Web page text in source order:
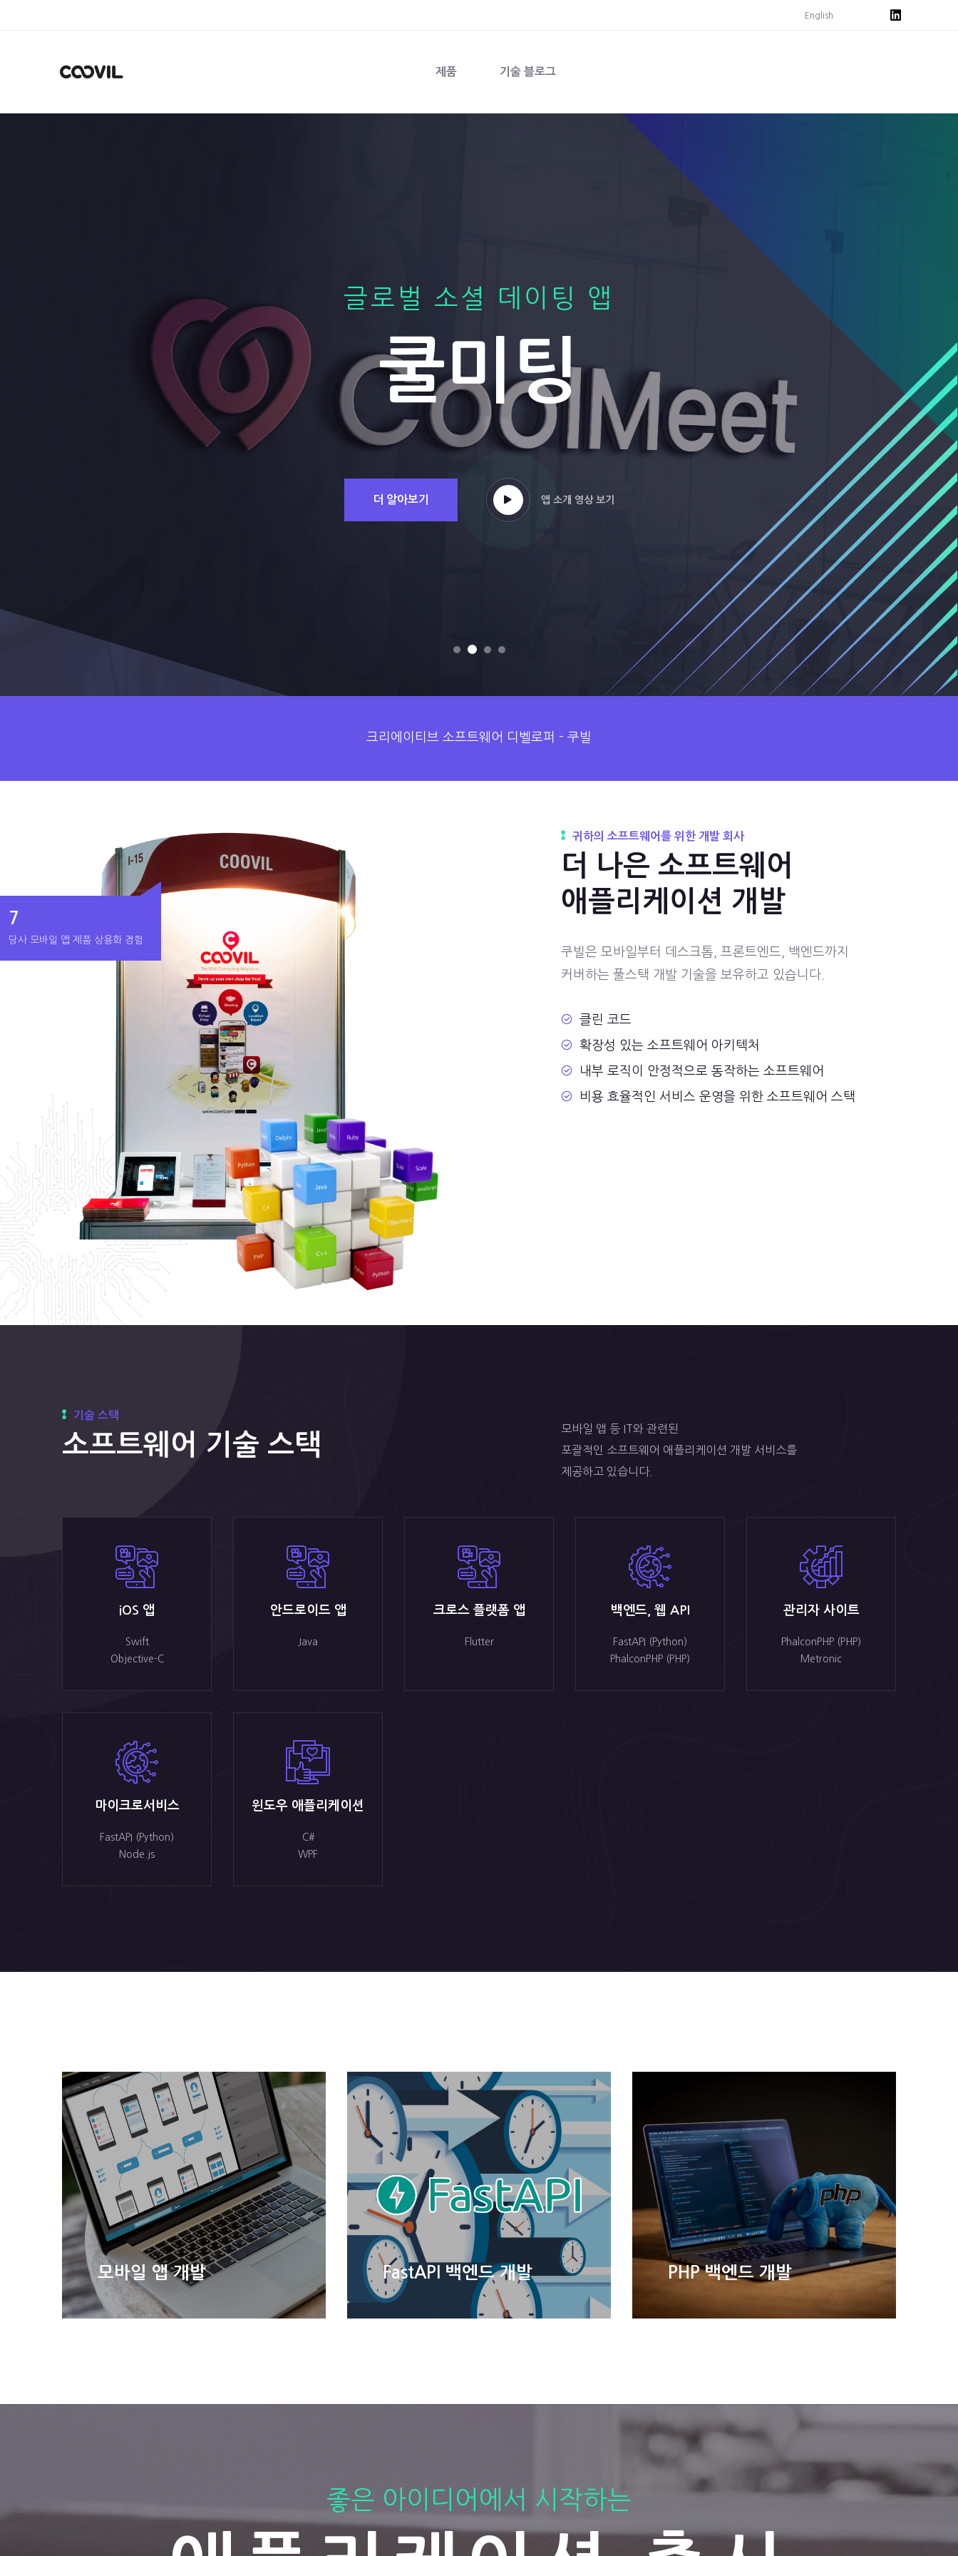
English
제품 기술 블로그
글로벌 소셜 데이팅 앱
쿨미팅
더 알아보기 앱 소개 영상 보기
크리에이티브 소프트웨어 디벨로퍼 - 쿠빌
7
당사 모바일 앱 제품 상용화 경험
귀하의 소프트웨어를 위한 개발 회사
더 나은 소프트웨어
애플리케이션 개발
쿠빌은 모바일부터 데스크톱, 프론트엔드, 백엔드까지
커버하는 풀스택 개발 기술을 보유하고 있습니다.
클린 코드
확장성 있는 소프트웨어 아키텍처
내부 로직이 안정적으로 동작하는 소프트웨어
비용 효율적인 서비스 운영을 위한 소프트웨어 스택
기술 스택
소프트웨어 기술 스택
모바일 앱 등 IT와 관련된
포괄적인 소프트웨어 애플리케이션 개발 서비스를
제공하고 있습니다.
iOS 앱
Swift
Objective-C
안드로이드 앱
Java
크로스 플랫폼 앱
Flutter
백엔드, 웹 API
FastAPI (Python)
PhalconPHP (PHP)
관리자 사이트
PhalconPHP (PHP)
Metronic
마이크로서비스
FastAPI (Python)
Node.js
윈도우 애플리케이션
C#
WPF
모바일 앱 개발 FastAPI 백엔드 개발 PHP 백엔드 개발
좋은 아이디어에서 시작하는